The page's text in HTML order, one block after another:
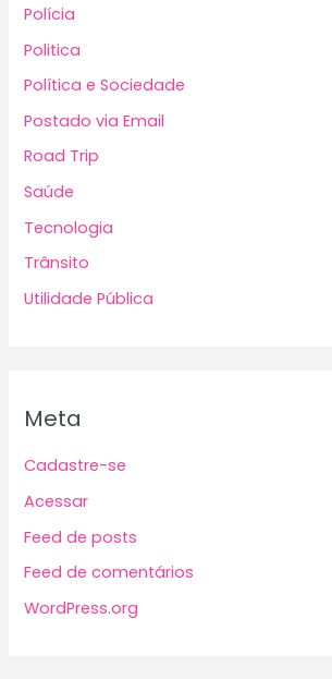
Polícia
Politica
Política e Sociedade
Postado via Email
Road Trip
Saúde
Tecnologia
Trânsito
Utilidade Pública
Meta
Cadastre-se
Acessar
Feed de posts
Feed de comentários
WordPress.org